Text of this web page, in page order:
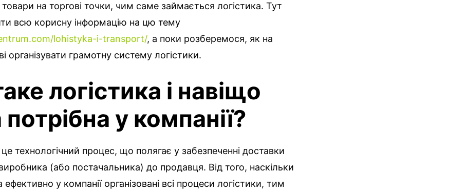
на торгові точки, чим саме займається логістика. Тут
всю корисну інформацію на цю тему
lohistyka-i-transport/, а поки розберемося, як на
організувати грамотну систему логістики.
логістика і навіщо
у компанії?
це технологічний процес, що полягає у забезпеченні доставки
виробника (або постачальника) до продавця. Від того, наскільки
у компанії організовані всі процеси логістики, тим